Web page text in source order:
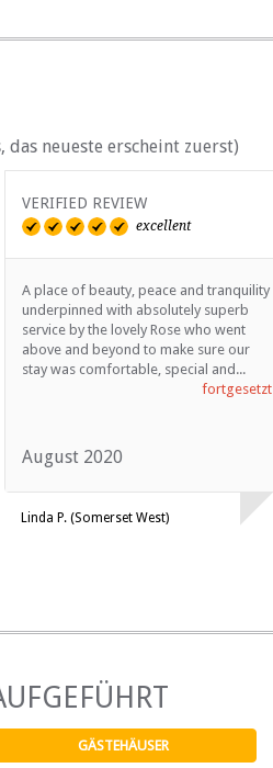
neueste erscheint zuerst)
VERIFIED REVIEW
excellent
A place of beauty, peace and tranquility
underpinned with absolutely superb
service by the lovely Rose who went
above and beyond to make sure our
stay was comfortable, special and...
fortgesetzt
August 2020
Linda P. (Somerset West)
GÄSTEHÄUSER